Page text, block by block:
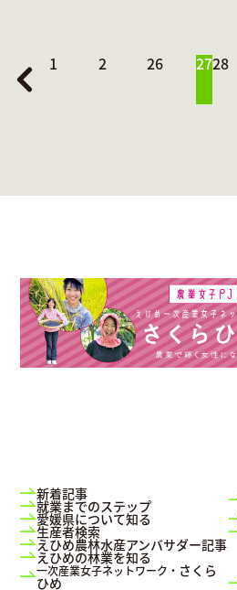
1 2 26 2728
新着記事
就業までのステップ
愛媛県について知る
生産者検索
えひめ農林水産アンバサダー記事
えひめの林業を知る
一次産業女子ネットワーク・ さくら
ひめ